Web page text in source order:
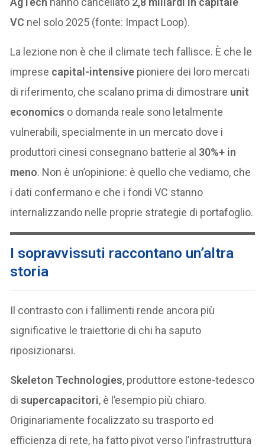
VC nel solo 2025 (fonte: Impact Loop).
La lezione non è che il climate tech fallisce. È che le
imprese capital-intensive pioniere dei loro mercati
di riferimento, che scalano prima di dimostrare unit
economics o domanda reale sono letalmente
vulnerabili, specialmente in un mercato dove i
produttori cinesi consegnano batterie al 30%+ in
meno. Non è un’opinione: è quello che vediamo, che
i dati confermano e che i fondi VC stanno
internalizzando nelle proprie strategie di portafoglio.
I sopravvissuti raccontano un’altra
storia
Il contrasto con i fallimenti rende ancora più
significative le traiettorie di chi ha saputo
riposizionarsi.
Skeleton Technologies, produttore estone-tedesco
disupercapacitori, è l’esempio più chiaro.
Originariamente focalizzato su trasporto ed
efficienza di rete, ha fatto pivot verso l’infrastruttura